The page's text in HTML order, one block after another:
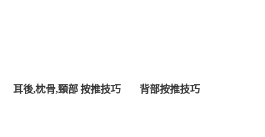
耳後,枕骨,頸部 按推技巧 背部按推技巧